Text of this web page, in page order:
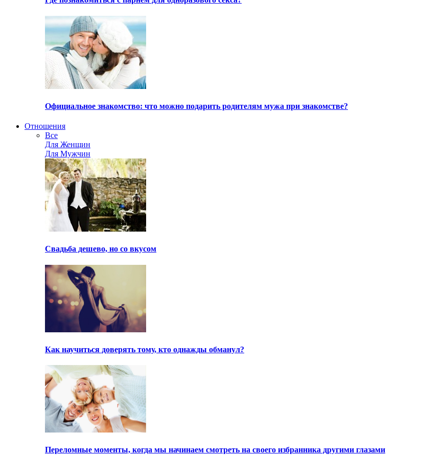
Официальное знакомство: что можно подарить родителям мужа при знакомстве?
Отношения
Все
Для Женщин
Для Мужчин
Свадьба дешево, но со вкусом
Как научиться доверять тому, кто однажды обманул?
Переломные моменты, когда мы начинаем смотреть на своего избранника другими глазами